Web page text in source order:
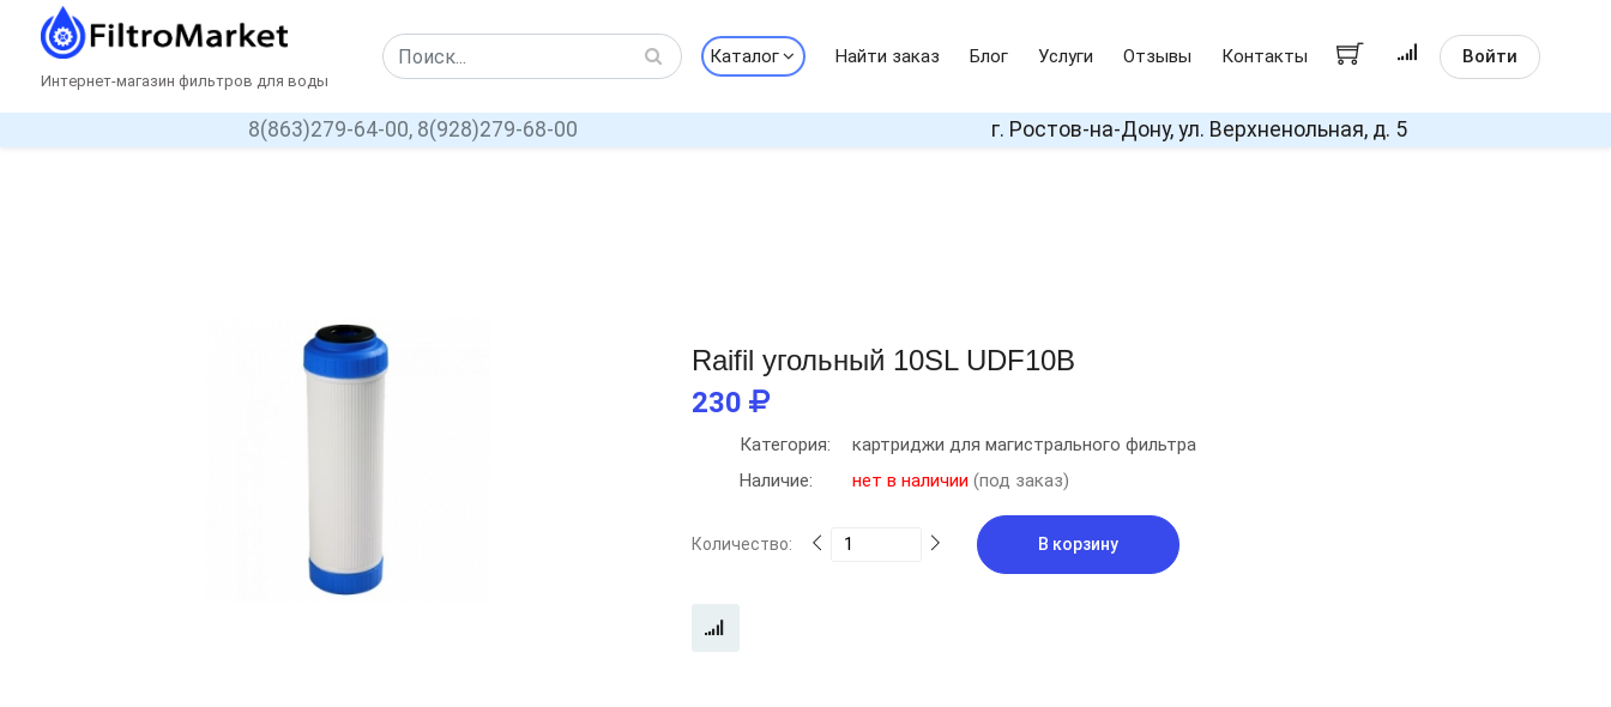
Интернет-магазин фильтров для воды
Каталог Найти заказ Блог Услуги Отзывы Контакты Войти
8(863)279-64-00, 8(928)279-68-00 г. Ростов-на-Дону, ул. Верхненольная, д. 5
Raifil угольный 10SL UDF10B
230
Категория:
картриджи для магистрального фильтра
Наличие:
нет в наличии (под заказ)
Количество: В корзину